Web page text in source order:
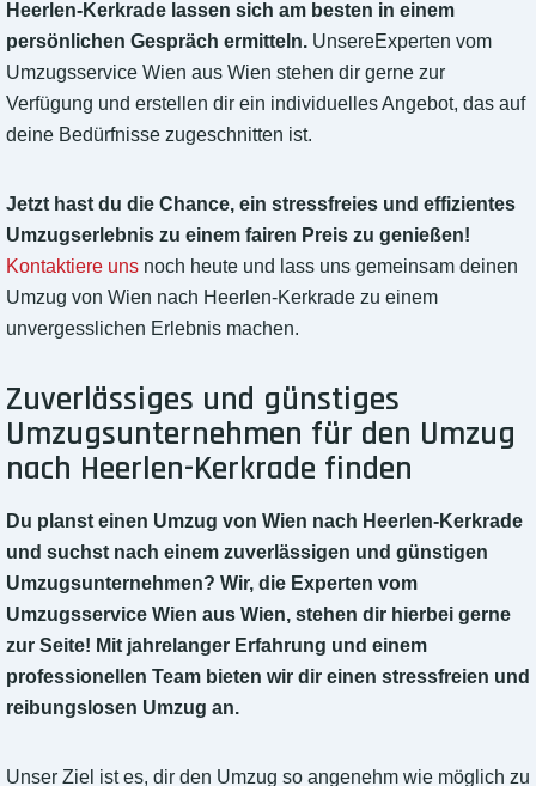
Heerlen-Kerkrade lassen sich am besten in einem
persönlichen Gespräch ermitteln. UnsereExperten vom
Umzugsservice Wien aus Wien stehen dir gerne zur
Verfügung und erstellen dir ein individuelles Angebot, das auf
deine Bedürfnisse zugeschnitten ist.
Jetzt hast du die Chance, ein stressfreies und effizientes
Umzugserlebnis zu einem fairen Preis zu genießen!
Kontaktiere uns noch heute und lass uns gemeinsam deinen
Umzug von Wien nach Heerlen-Kerkrade zu einem
unvergesslichen Erlebnis machen.
Zuverlässiges und günstiges
Umzugsunternehmen für den Umzug
nach Heerlen-Kerkrade finden
Du planst einen Umzug von Wien nach Heerlen-Kerkrade
und suchst nach einem zuverlässigen und günstigen
Umzugsunternehmen? Wir, die Experten vom
Umzugsservice Wien aus Wien, stehen dir hierbei gerne
zur Seite! Mit jahrelanger Erfahrung und einem
professionellen Team bieten wir dir einen stressfreien und
reibungslosen Umzug an.
Unser Ziel ist es, dir den Umzug so angenehm wie möglich zu